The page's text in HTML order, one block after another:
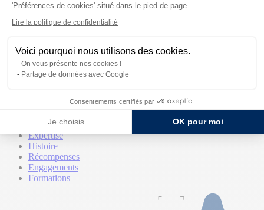
Qui sommes-nous
Expertise
Histoire
Récompenses
Engagements
Formations
'Préférences de cookies' situé dans le pied de page.
Lire la politique de confidentialité
Voici pourquoi nous utilisons des cookies.
On vous présente nos cookies !
Partage de données avec Google
Consentements certifiés par
Je choisis OK pour moi